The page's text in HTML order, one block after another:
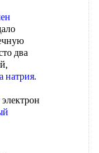
два
натрия.
электрон